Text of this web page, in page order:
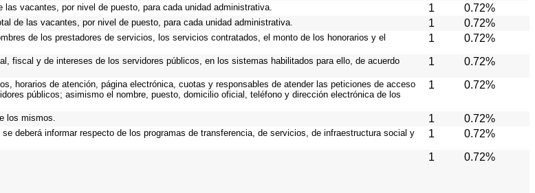
vacantes, por nivel de puesto, para cada unidad administrativa. 1 0.72%
de las vacantes, por nivel de puesto, para cada unidad administrativa. 1 0.72%
de los prestadores de servicios, los servicios contratados, el monto de los honorarios y el
1 0.72%
fiscal y de intereses de los servidores públicos, en los sistemas habilitados para ello, de acuerdo
1 0.72%
horarios de atención, página electrónica, cuotas y responsables de atender las peticiones de acceso
públicos; asimismo el nombre, puesto, domicilio oficial, teléfono y dirección electrónica de los
1 0.72%
los mismos. 1 0.72%
deberá informar respecto de los programas de transferencia, de servicios, de infraestructura social y
1 0.72%
1 0.72%